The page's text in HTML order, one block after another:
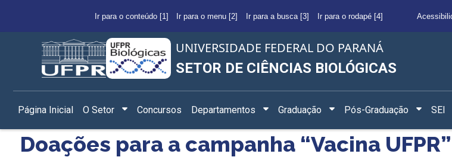
Ir para o conteúdo [1] Ir para o menu [2] Ir para a busca [3] Ir para o rodapé [4]
UNIVERSIDADE FEDERAL DO PARANÁ
SETOR DE CIÊNCIAS BIOLÓGICAS
Página Inicial O Setor Concursos Departamentos Graduação Pós-Graduação SEI
Doações para a campanha “Vacina